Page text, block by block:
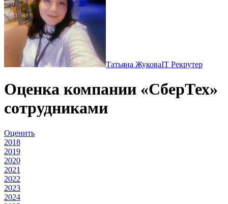
Татьяна ЖуковаIT Рекрутер
Оценка компании «СберТех»
сотрудниками
Оценить
2018
2019
2020
2021
2022
2023
2024